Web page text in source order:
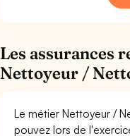
Les assurances
Nettoyeur /
Le métier Nettoyeur /
pouvez lors de